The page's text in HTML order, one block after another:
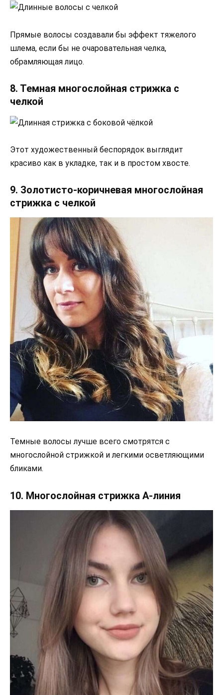
Прямые волосы создавали бы эффект тяжелого
шлема, если бы не очаровательная челка,
обрамляющая лицо.
8. Темная многослойная стрижка с
челкой
Этот художественный беспорядок выглядит
красиво как в укладке, так и в простом хвосте.
9. Золотисто-коричневая многослойная
стрижка с челкой
Темные волосы лучше всего смотрятся с
многослойной стрижкой и легкими осветляющими
бликами.
10. Многослойная стрижка А-линия